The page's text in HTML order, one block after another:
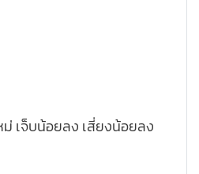
เจ็บน้อยลง เสี่ยงน้อยลง